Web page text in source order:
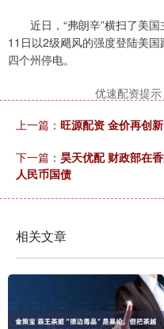
近日，“弗朗辛”横扫了美国
11日以2级飓风的强度登陆美
四个州停电。
优速配资提示
上一篇： 旺源配资 金价再创
下一篇： 昊天优配 财政部在
人民币国债
相关文章